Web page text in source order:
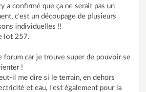
a confirmé que ça ne serait pas un
c'est un découpage de plusieurs
individuelles !!
lot 257.
forum car je trouve super de pouvoir se
!
il me dire si le terrain, en dehors
et eau, l'est également pour la